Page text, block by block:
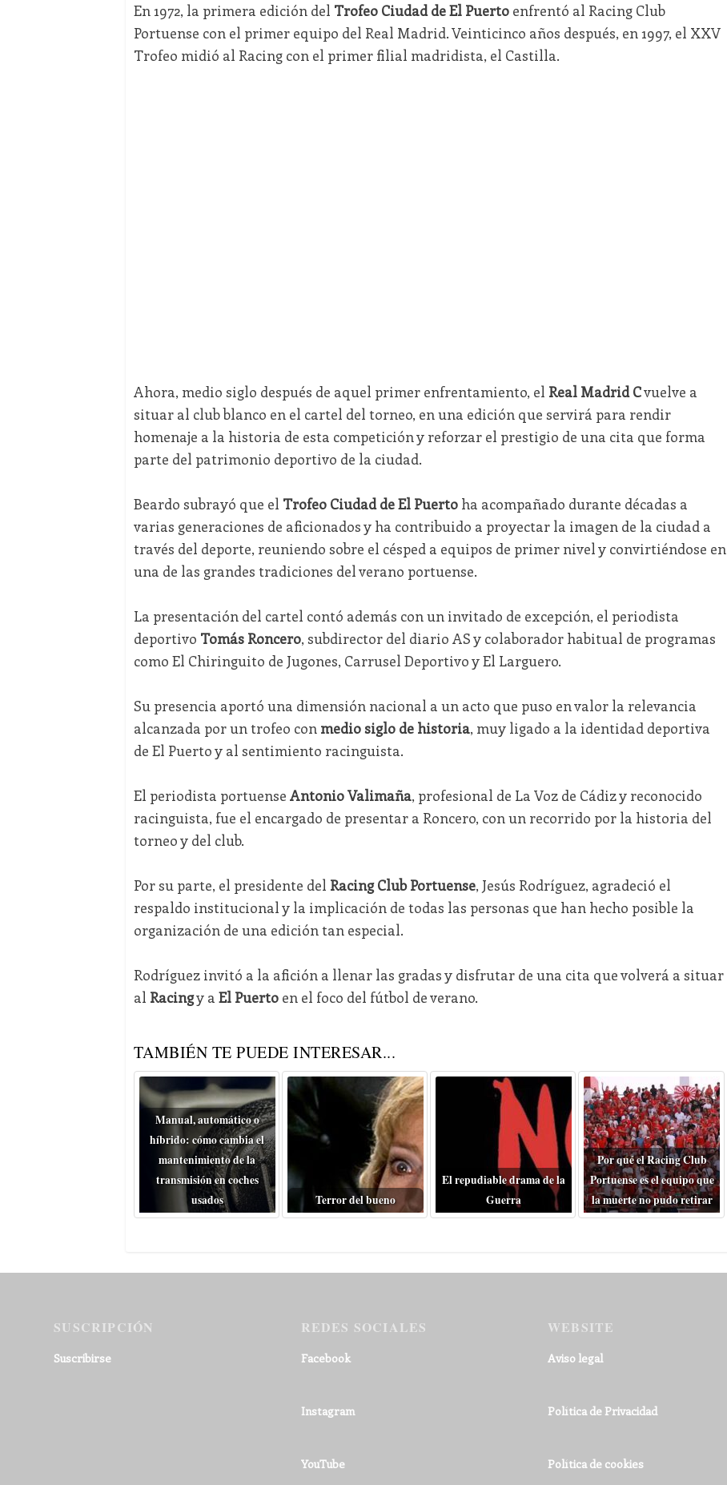
En 1972, la primera edición del Trofeo Ciudad de El Puertoenfrentó al Racing Club
Portuense con el primer equipo del Real Madrid. Veinticinco años después, en 1997, el XXV
Trofeo midió al Racing con el primer filial madridista, el Castilla.
Ahora, medio siglo después de aquel primer enfrentamiento, el Real Madrid Cvuelve a
situar al club blanco en el cartel del torneo, en una edición que servirá para rendir
homenaje a la historia de esta competición y reforzar el prestigio de una cita que forma
parte del patrimonio deportivo de la ciudad.
Beardo subrayó que el Trofeo Ciudad de El Puertoha acompañado durante décadas a
varias generaciones de aficionados y ha contribuido a proyectar la imagen de la ciudad a
través del deporte, reuniendo sobre el césped a equipos de primer nivel y convirtiéndose en
una de las grandes tradiciones del verano portuense.
La presentación del cartel contó además con un invitado de excepción, el periodista
deportivo Tomás Roncero, subdirector del diario AS y colaborador habitual de programas
como El Chiringuito de Jugones, Carrusel Deportivo y El Larguero.
Su presencia aportó una dimensión nacional a un acto que puso en valor la relevancia
alcanzada por un trofeo con medio siglo de historia, muy ligado a la identidad deportiva
de El Puerto y al sentimiento racinguista.
El periodista portuense Antonio Valimaña, profesional de La Voz de Cádiz y reconocido
racinguista, fue el encargado de presentar a Roncero, con un recorrido por la historia del
torneo y del club.
Por su parte, el presidente del Racing Club Portuense, Jesús Rodríguez, agradeció el
respaldo institucional y la implicación de todas las personas que han hecho posible la
organización de una edición tan especial.
Rodríguez invitó a la afición a llenar las gradas y disfrutar de una cita que volverá a situar
al Racingy a El Puertoen el foco del fútbol de verano.
TAMBIÉN TE PUEDE INTERESAR...
Manual, automático o
híbrido: cómo cambia el
mantenimiento de la
transmisión en coches
usados
Terror del bueno
El repudiable drama de la
Guerra
Por qué el Racing Club
Portuense es el equipo que
la muerte no pudo retirar
SUSCRIPCIÓN
Suscribirse
REDES SOCIALES
Facebook
Instagram
YouTube
WEBSITE
Aviso legal
Política de Privacidad
Política de cookies